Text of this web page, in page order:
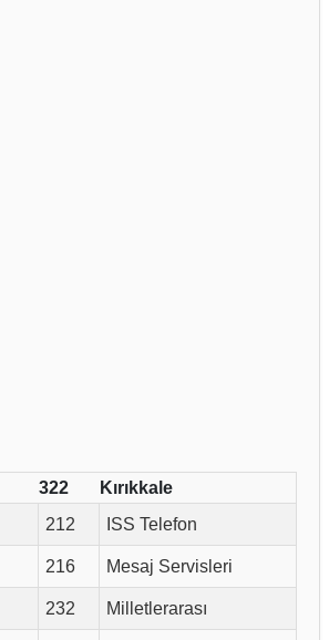
322
Kırıkkale
212 ISS Telefon
216 Mesaj Servisleri
232 Milletlerarası